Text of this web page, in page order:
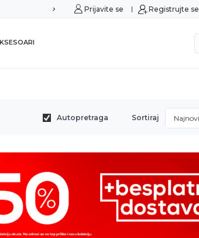
plaćanje platnim karticama
Prijavite se Registrujte se
Autopretraga Sortiraj